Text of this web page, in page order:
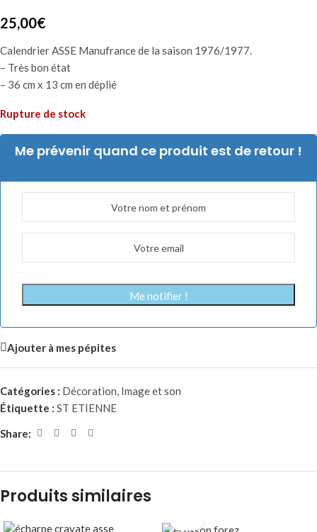
25,00€
Calendrier ASSE Manufrance de la saison 1976/1977.
– Très bon état
– 36 cm x 13 cm en déplié
Rupture de stock
Me prévenir quand ce produit est de retour !
Me notifier !
Ajouter à mes pépites
Catégories : Décoration, Image et son
Étiquette : ST ETIENNE
Share:
Produits similaires